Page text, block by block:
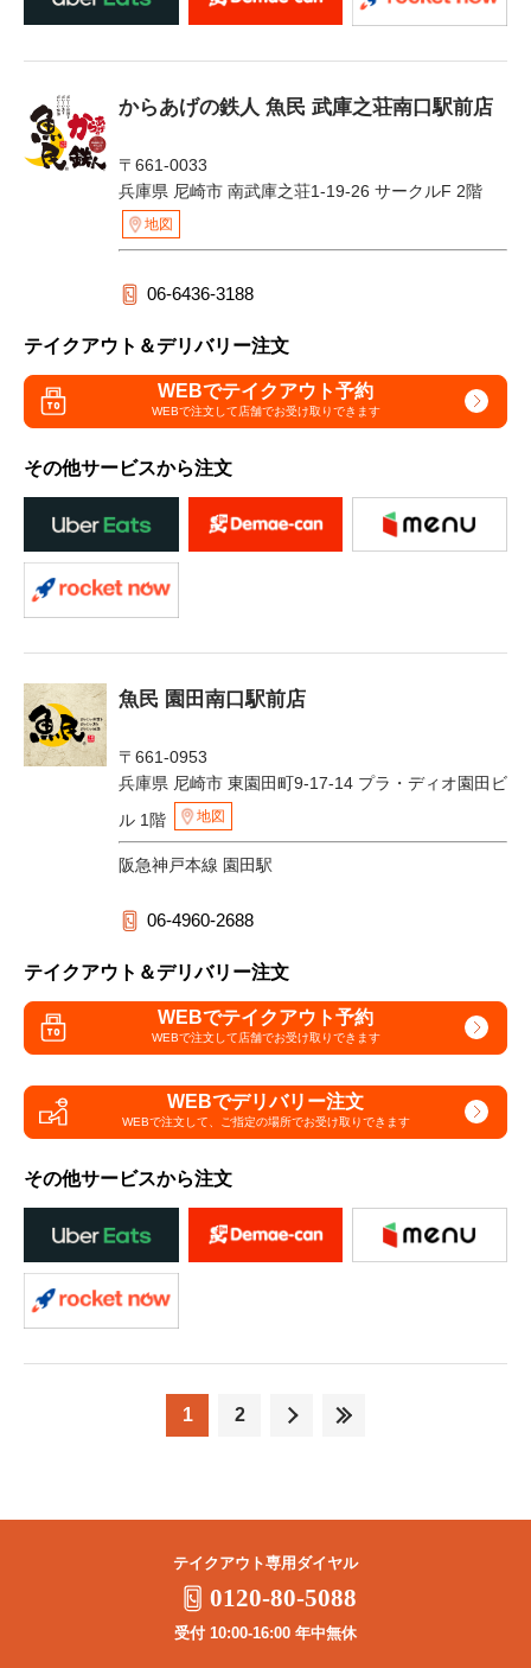
からあげの鉄人 魚民 武庫之荘南口駅前店
〒661-0033
兵庫県 尼崎市 南武庫之荘1-19-26 サークルF 2階
地図
06-6436-3188
テイクアウト＆デリバリー注文
WEBでテイクアウト予約
WEBで注文して店舗でお受け取りできます
その他サービスから注文
魚民 園田南口駅前店
〒661-0953
兵庫県 尼崎市 東園田町9-17-14 プラ・ディオ園田ビ
ル 1階
地図
阪急神戸本線 園田駅
06-4960-2688
テイクアウト＆デリバリー注文
WEBでテイクアウト予約
WEBで注文して店舗でお受け取りできます
WEBでデリバリー注文
WEBで注文して、 ご指定の場所でお受け取りできます
その他サービスから注文
1 2
テイクアウト専用ダイヤル
0120-80-5088
受付 10:00-16:00 年中無休